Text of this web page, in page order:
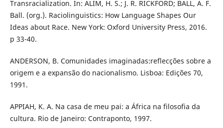
Transracialization. In: ALIM, H. S.; J. R. RICKFORD; BALL, A. F.
Ball. (org.). Raciolinguistics: How Language Shapes Our
Ideas about Race. New York: Oxford University Press, 2016.
p 33-40.
ANDERSON, B. Comunidades imaginadas:reflecções sobre a
origem e a expansão do nacionalismo. Lisboa: Edições 70,
1991.
APPIAH, K. A. Na casa de meu pai: a África na filosofia da
cultura. Rio de Janeiro: Contraponto, 1997.